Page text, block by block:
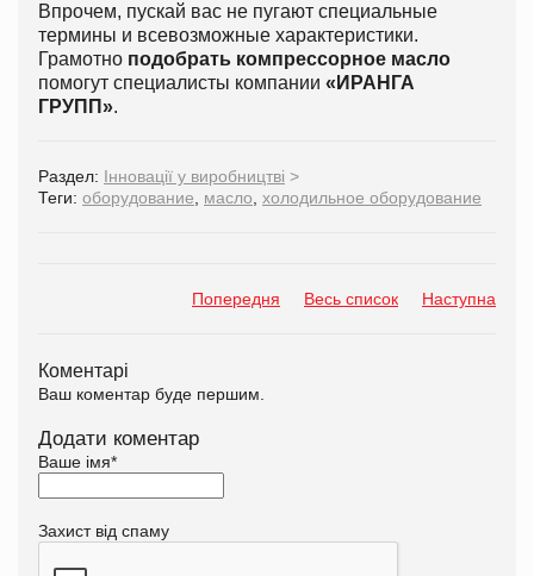
Впрочем, пускай вас не пугают специальные
термины и всевозможные характеристики.
Грамотно подобрать компрессорное масло
помогут специалисты компании «ИРАНГА
ГРУПП».
Раздел: Інновації у виробництві >
Теги: оборудование масло холодильное оборудование
Попередня Весь список Наступна
Коментарі
Ваш коментар буде першим.
Додати коментар
Ваше імя*
Захист від спаму